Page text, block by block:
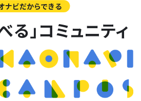
ナビだからできる
る」コミュニティ